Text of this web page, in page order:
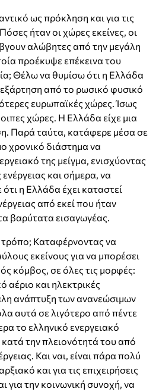
ως πρόκληση και για τις
ήταν οι χώρες εκείνες, οι
αλώβητες από την μεγάλη
προέκυψε επέκεινα του
Θέλω να θυμίσω ότι η Ελλάδα
από το ρωσικό φυσικό
ευρωπαϊκές χώρες. Ίσως
χώρες. Η Ελλάδα είχε μια
Παρά ταύτα, κατάφερε μέσα σε
χρονικό διάστημα να
της μείγμα, ενισχύοντας
και σήμερα, να
η Ελλάδα έχει καταστεί
από εκεί που ήταν
βαρύτατα εισαγωγέας.
τρόπο; Καταφέρνοντας να
εκείνους για να μπορέσει
κόμβος, σε όλες τις μορφές:
αέριο και ηλεκτρικές
ανάπτυξη των ανανεώσιμων
αυτά σε λιγότερο από πέντε
το ελληνικό ενεργειακό
κατά την πλειονότητά του από
Και ναι, είναι πάρα πολύ
και για τις επιχειρήσεις
για την κοινωνική συνοχή, να